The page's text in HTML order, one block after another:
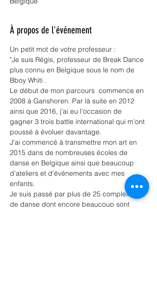
À propos de l'événement
Un petit mot de votre professeur :
"Je suis Régis, professeur de Break Dance
plus connu en Belgique sous le nom de
Bboy Whiti .
Le début de mon parcours  commence en
2008 à Ganshoren. Par là suite en 2012
ainsi que 2016, j'ai eu l'occasion de
gagner 3 trois battle international qui m'ont
poussé à évoluer davantage.
J'ai commencé à transmettre mon art en
2015 dans de nombreuses écoles de
danse en Belgique ainsi que beaucoup
d'ateliers et d'événements avec mes
enfants.
Je suis passé par plus de 25 complexes
de danse dont encore beaucoup sont